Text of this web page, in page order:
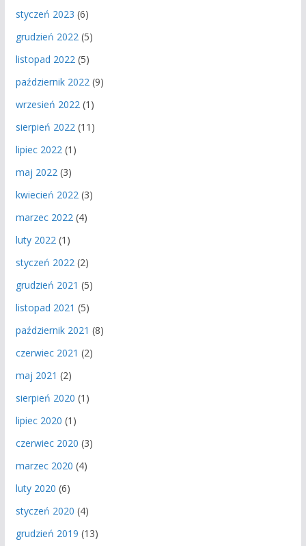
styczeń 2023 (6)
grudzień 2022 (5)
listopad 2022 (5)
październik 2022 (9)
wrzesień 2022 (1)
sierpień 2022 (11)
lipiec 2022 (1)
maj 2022 (3)
kwiecień 2022 (3)
marzec 2022 (4)
luty 2022 (1)
styczeń 2022 (2)
grudzień 2021 (5)
listopad 2021 (5)
październik 2021 (8)
czerwiec 2021 (2)
maj 2021 (2)
sierpień 2020 (1)
lipiec 2020 (1)
czerwiec 2020 (3)
marzec 2020 (4)
luty 2020 (6)
styczeń 2020 (4)
grudzień 2019 (13)